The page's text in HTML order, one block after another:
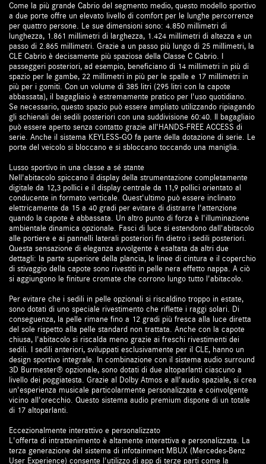
Come la più grande Cabrio del segmento medio, questo modello sportivo
a due porte offre un elevato livello di comfort per le lunghe percorrenze
per quattro persone. Le sue dimensioni sono: 4.850 millimetri di
lunghezza, 1.861 millimetri di larghezza, 1.424 millimetri di altezza e un
passo di 2.865 millimetri. Grazie a un passo più lungo di 25 millimetri, la
CLE Cabrio è decisamente più spaziosa della Classe C Cabrio. I
passeggeri posteriori, ad esempio, beneficiano di 14 millimetri in più di
spazio per le gambe, 22 millimetri in più per le spalle e 17 millimetri in
più per i gomiti. Con un volume di 385 litri (295 litri con la capote
abbassata), il bagagliaio è estremamente pratico per l'uso quotidiano.
Se necessario, questo spazio può essere ampliato utilizzando ripiagando
gli schienali dei sedili posteriori con una suddivisione 60:40. Il bagagliaio
può essere aperto senza contatto grazie all'HANDS-FREE ACCESS di
serie. Anche il sistema KEYLESS-GO fa parte della dotazione di serie. Le
porte del veicolo si bloccano e si sbloccano toccando una maniglia.
Lusso sportivo in una classe a sé stante
Nell'abitacolo spiccano il display della strumentazione completamente
digitale da 12,3 pollici e il display centrale da 11,9 pollici orientato al
conducente in formato verticale. Quest'ultimo può essere inclinato
elettricamente da 15 a 40 gradi per evitare di distrarre l'attenzione
quando la capote è abbassata. Un altro punto di forza è l'illuminazione
ambientale dinamica opzionale. Fasci di luce si estendono dall'abitacolo
alle portiere e ai pannelli laterali posteriori fin dietro i sedili posteriori.
Questa sensazione di eleganza avvolgente è esaltata da altri due
dettagli: la parte superiore della plancia, le linee di cintura e il coperchio
di stivaggio della capote sono rivestiti in pelle nera effetto nappa. A ciò
si aggiungono le finiture cromate che corrono lungo tutto l'abitacolo.
Per evitare che i sedili in pelle opzionali si riscaldino troppo in estate,
sono dotati di uno speciale rivestimento che riflette i raggi solari. Di
conseguenza, la pelle rimane fino a 12 gradi più fresca alla luce diretta
del sole rispetto alla pelle standard non trattata. Anche con la capote
chiusa, l'abitacolo si riscalda meno grazie ai freschi rivestimenti dei
sedili. I sedili anteriori, sviluppati esclusivamente per il CLE, hanno un
design sportivo integrale. In combinazione con il sistema audio surround
3D Burmester® opzionale, sono dotati di due altoparlanti ciascuno a
livello dei poggiatesta. Grazie al Dolby Atmos e all'audio spaziale, si crea
un'esperienza musicale particolarmente personalizzata e coinvolgente
vicino all'orecchio. Questo sistema audio premium dispone di un totale
di 17 altoparlanti.
Eccezionalmente interattivo e personalizzato
L'offerta di intrattenimento è altamente interattiva e personalizzata. La
terza generazione del sistema di infotainment MBUX (Mercedes-Benz
User Experience) consente l'utilizzo di app di terze parti come la